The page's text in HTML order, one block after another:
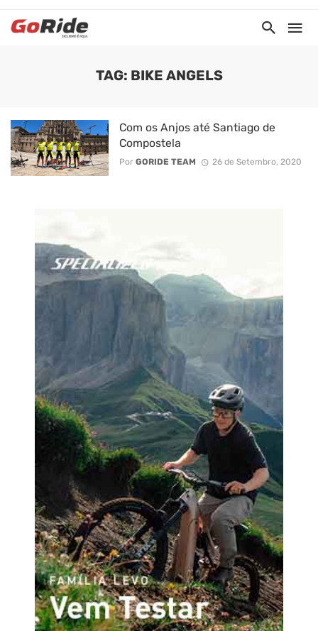
TAG: BIKE ANGELS
Com os Anjos até Santiago de
Compostela
Por GORIDE TEAM 26 de Setembro, 2020